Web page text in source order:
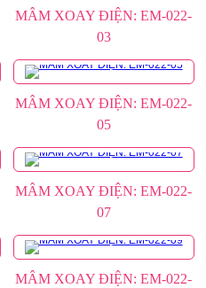
MÂM XOAY ĐIỆN: EM-022-
03
MÂM XOAY ĐIỆN: EM-022-
05
MÂM XOAY ĐIỆN: EM-022-
07
MÂM XOAY ĐIỆN: EM-022-